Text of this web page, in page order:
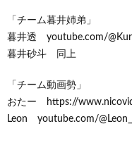
「チーム暮井姉弟」
暮井透 youtube.com/
暮井砂斗 同上
「チーム動画勢」
おたー https://
Leon youtube.com/